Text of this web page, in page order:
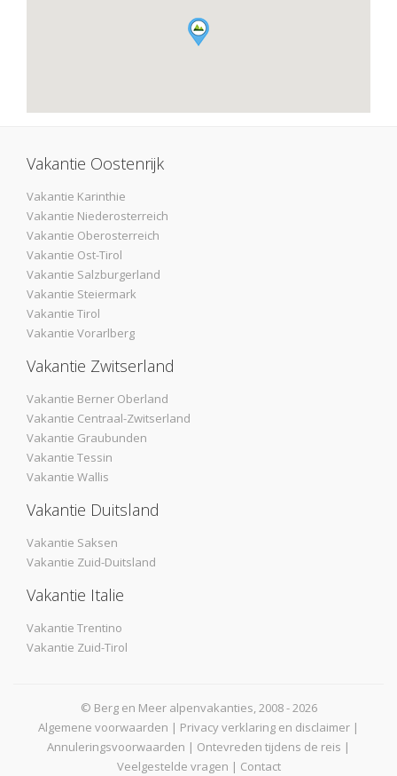
Vakantie Oostenrijk
Vakantie Karinthie
Vakantie Niederosterreich
Vakantie Oberosterreich
Vakantie Ost-Tirol
Vakantie Salzburgerland
Vakantie Steiermark
Vakantie Tirol
Vakantie Vorarlberg
Vakantie Zwitserland
Vakantie Berner Oberland
Vakantie Centraal-Zwitserland
Vakantie Graubunden
Vakantie Tessin
Vakantie Wallis
Vakantie Duitsland
Vakantie Saksen
Vakantie Zuid-Duitsland
Vakantie Italie
Vakantie Trentino
Vakantie Zuid-Tirol
© Berg en Meer alpenvakanties, 2008 - 2026
Algemene voorwaarden | Privacy verklaring en disclaimer |
Annuleringsvoorwaarden | Ontevreden tijdens de reis |
Veelgestelde vragen | Contact